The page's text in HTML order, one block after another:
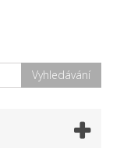
Vyhledávání